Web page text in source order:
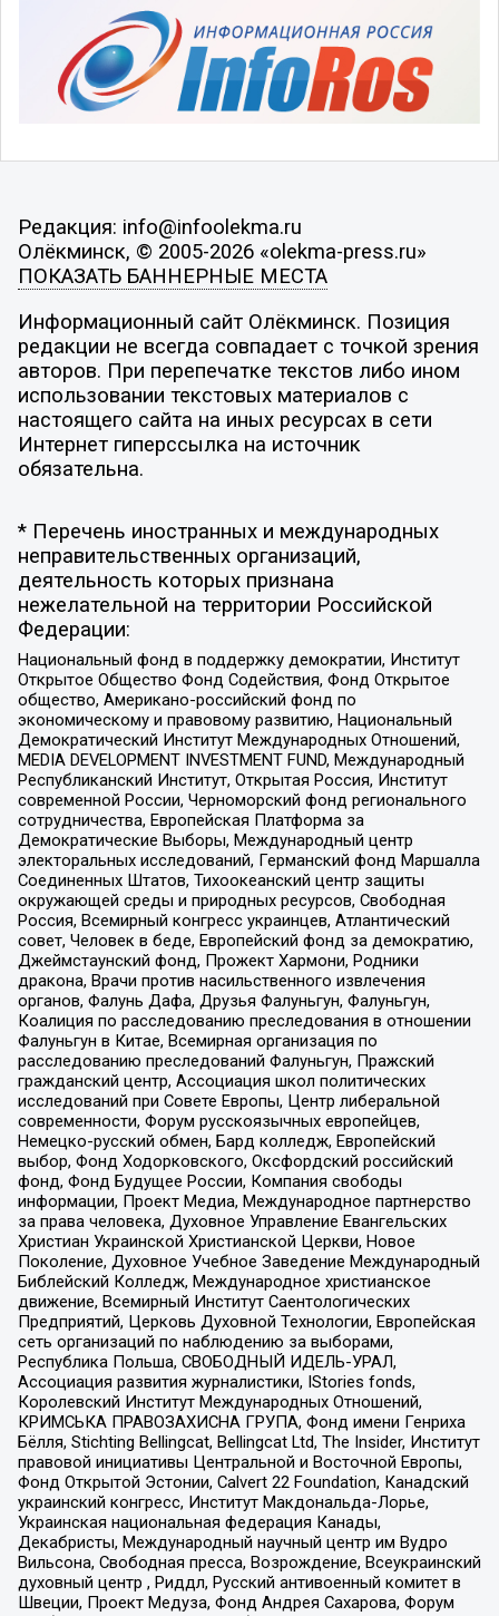
Редакция: info@infoolekma.ru
Олёкминск, © 2005-2026 «olekma-press.ru»
ПОКАЗАТЬ БАННЕРНЫЕ МЕСТА
Информационный сайт Олёкминск. Позиция
редакции не всегда совпадает с точкой зрения
авторов. При перепечатке текстов либо ином
использовании текстовых материалов с
настоящего сайта на иных ресурсах в сети
Интернет гиперссылка на источник
обязательна.
* Перечень иностранных и международных
неправительственных организаций,
деятельность которых признана
нежелательной на территории Российской
Федерации:
Национальный фонд в поддержку демократии, Институт
Открытое Общество Фонд Содействия, Фонд Открытое
общество, Американо-российский фонд по
экономическому и правовому развитию, Национальный
Демократический Институт Международных Отношений,
MEDIA DEVELOPMENT INVESTMENT FUND, Международный
Республиканский Институт, Открытая Россия, Институт
современной России, Черноморский фонд регионального
сотрудничества, Европейская Платформа за
Демократические Выборы, Международный центр
электоральных исследований, Германский фонд Маршалла
Соединенных Штатов, Тихоокеанский центр защиты
окружающей среды и природных ресурсов, Свободная
Россия, Всемирный конгресс украинцев, Атлантический
совет, Человек в беде, Европейский фонд за демократию,
Джеймстаунский фонд, Прожект Хармони, Родники
дракона, Врачи против насильственного извлечения
органов, Фалунь Дафа, Друзья Фалуньгун, Фалуньгун,
Коалиция по расследованию преследования в отношении
Фалуньгун в Китае, Всемирная организация по
расследованию преследований Фалуньгун, Пражский
гражданский центр, Ассоциация школ политических
исследований при Совете Европы, Центр либеральной
современности, Форум русскоязычных европейцев,
Немецко-русский обмен, Бард колледж, Европейский
выбор, Фонд Ходорковского, Оксфордский российский
фонд, Фонд Будущее России, Компания свободы
информации, Проект Медиа, Международное партнерство
за права человека, Духовное Управление Евангельских
Христиан Украинской Христианской Церкви, Новое
Поколение, Духовное Учебное Заведение Международный
Библейский Колледж, Международное христианское
движение, Всемирный Институт Саентологических
Предприятий, Церковь Духовной Технологии, Европейская
сеть организаций по наблюдению за выборами,
Республика Польша, СВОБОДНЫЙ ИДЕЛЬ-УРАЛ,
Ассоциация развития журналистики, IStories fonds,
Королевский Институт Международных Отношений,
КРИМСЬКА ПРАВОЗАХИСНА ГРУПА, Фонд имени Генриха
Бёлля, Stichting Bellingcat, Bellingcat Ltd, The Insider, Институт
правовой инициативы Центральной и Восточной Европы,
Фонд Открытой Эстонии, Calvert 22 Foundation, Канадский
украинский конгресс, Институт Макдональда-Лорье,
Украинская национальная федерация Канады,
Декабристы, Международный научный центр им Вудро
Вильсона, Свободная пресса, Возрождение, Всеукраинский
духовный центр , Риддл, Русский антивоенный комитет в
Швеции, Проект Медуза, Фонд Андрея Сахарова, Форум